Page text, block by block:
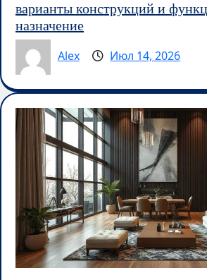
варианты конструкций и
назначение
Alex
Июл 14, 2026